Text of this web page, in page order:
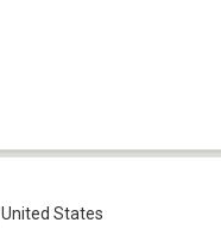
United States